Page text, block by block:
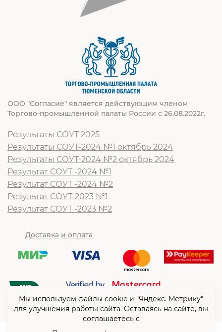
ООО "Согласие" является действующим членом
Торгово-промышленной палаты России с 26.08.2022г.
Результаты СОУТ 2025
Результаты СОУТ-2024 №1 октябрь 2024
Результаты СОУТ-2024 №2 октябрь 2024
Результат СОУТ -2024 №1
Результат СОУТ -2024 №2
Результат СОУТ-2023 №1
Результат СОУТ -2023 №2
Доставка и оплата
Мы используем файлы cookie и "Яндекс. Метрику"
для улучшения работы сайта. Оставаясь на сайте, вы
соглашаетесь с